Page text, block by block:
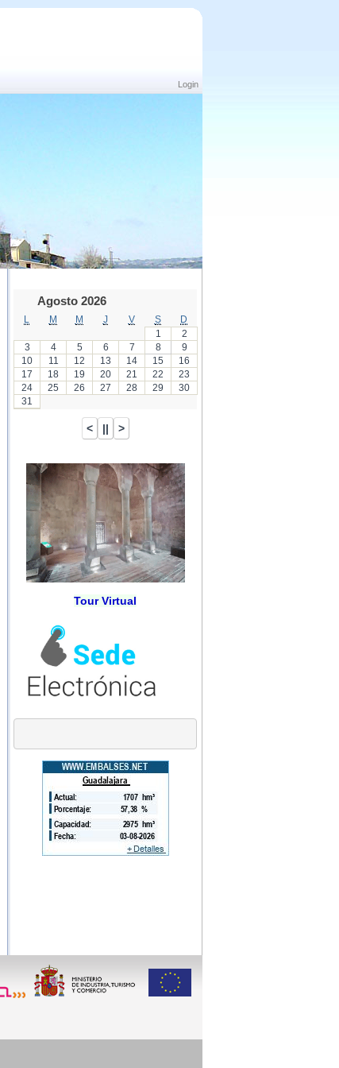
Login
Agosto 2026
M M J V S
D
1
2
3
4 5 6 7 8
9
10
11 12 13 14 15
16
17
18 19 20 21 22
23
24
25 26 27 28 29
30
31
Tour Virtual